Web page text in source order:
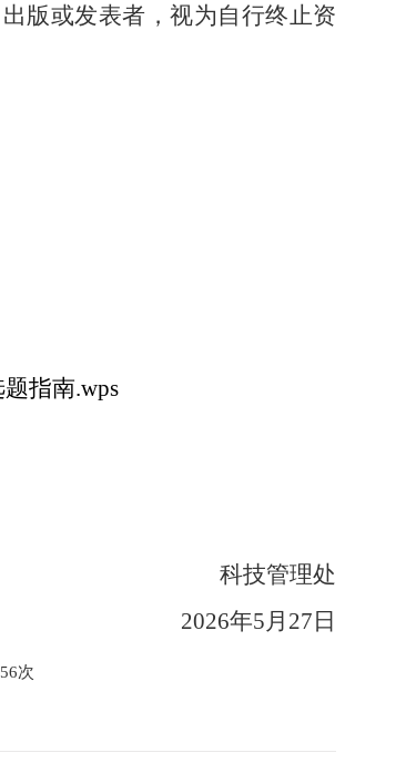
版或发表者，视为自行终止资
指南.wps
科技管理处
2026年5 月 27 日
56次